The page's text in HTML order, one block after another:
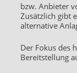
bzw. Anbieter
Zusätzlich gibt
alternative
Der Fokus des
Bereitstellung